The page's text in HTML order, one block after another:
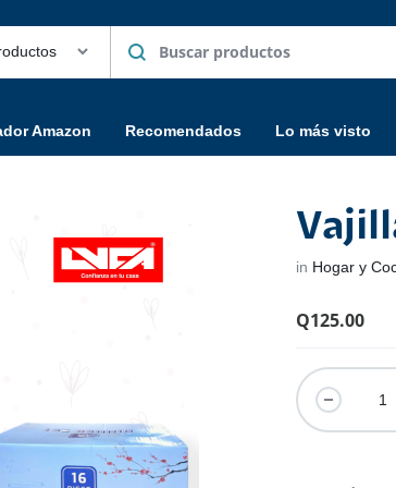
Amazon Recomendados Lo más visto
in Hogar y
Q125.00